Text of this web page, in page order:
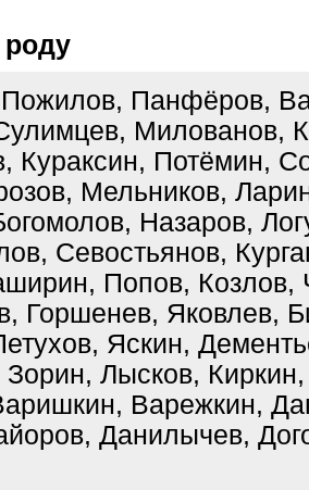
роду
Панфёров,
Милованов,
Кураксин, Потёмин,
Мельников,
Назаров,
Севостьянов,
Попов, Козлов,
Горшенев, Яковлев,
Яскин,
Лысков,
Варежкин,
Данилычев,